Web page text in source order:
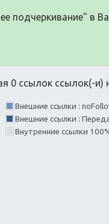
подчеркивание" в
0 ссылок ссылок(-и)
Внешние ссылки :
Внешние ссылки :
Внутренние ссылки